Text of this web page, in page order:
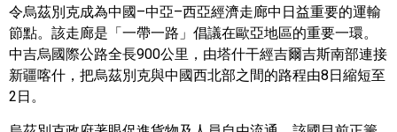
令烏茲別克成為中國–中亞–西亞經濟走廊中日益重要的運輸
節點。該走廊是「一帶一路」倡議在歐亞地區的重要一環。
中吉烏國際公路全長900公里，由塔什干經吉爾吉斯南部連接
新疆喀什，把烏茲別克與中國西北部之間的路程由8日縮短至
2日。